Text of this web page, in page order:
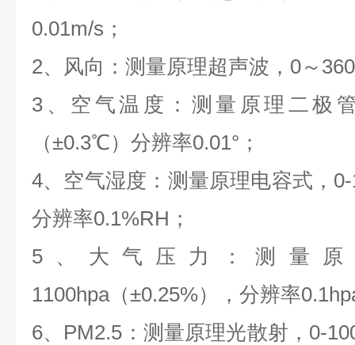
0.01m/s；
2、风向：测量原理超声波，0～
3、空气温度：测量原理二极
（±0.3℃）分辨率0.01°；
4、空气湿度：测量原理电容式，
分辨率0.1%RH；
5、大气压力：测量原
1100hpa（±0.25%），分辨率
6、PM2.5：测量原理光散射，0-